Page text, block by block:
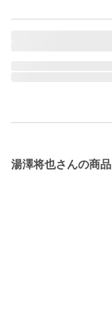
湯澤将也さんの商品